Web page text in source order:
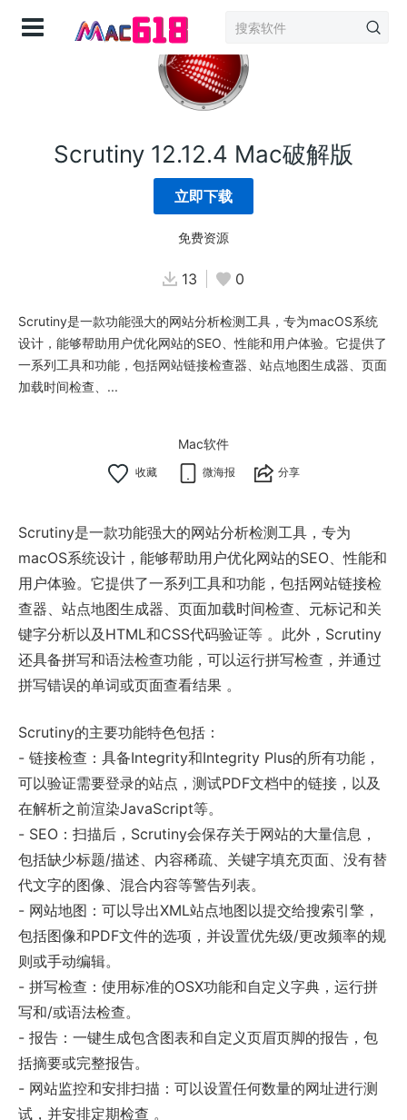
Scrutiny 12.12.4 Mac破解版
立即下载
免费资源
13 0
Scrutiny是一款功能强大的网站分析检测工具，专为macOS系统
设计，能够帮助用户优化网站的SEO、性能和用户体验。它提供了
一系列工具和功能，包括网站链接检查器、站点地图生成器、页面
加载时间检查、...
Mac软件
微海报 分享
Scrutiny是一款功能强大的网站分析检测工具，专为
macOS系统设计，能够帮助用户优化网站的SEO、性能和
用户体验。它提供了一系列工具和功能，包括网站链接检
查器、站点地图生成器、页面加载时间检查、元标记和关
键字分析以及HTML和CSS代码验证等 。此外，Scrutiny
还具备拼写和语法检查功能，可以运行拼写检查，并通过
拼写错误的单词或页面查看结果 。
Scrutiny的主要功能特色包括：
- 链接检查：具备Integrity和Integrity Plus的所有功能，
可以验证需要登录的站点，测试PDF文档中的链接，以及
在解析之前渲染JavaScript等。
- SEO：扫描后，Scrutiny会保存关于网站的大量信息，
包括缺少标题/描述、内容稀疏、关键字填充页面、没有替
代文字的图像、混合内容等警告列表。
- 网站地图：可以导出XML站点地图以提交给搜索引擎，
包括图像和PDF文件的选项，并设置优先级/更改频率的规
则或手动编辑。
- 拼写检查：使用标准的OSX功能和自定义字典，运行拼
写和/或语法检查。
- 报告：一键生成包含图表和自定义页眉页脚的报告，包
括摘要或完整报告。
- 网站监控和安排扫描：可以设置任何数量的网址进行测
试，并安排定期检查 。